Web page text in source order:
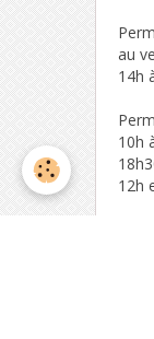
au
14h
10h
12h